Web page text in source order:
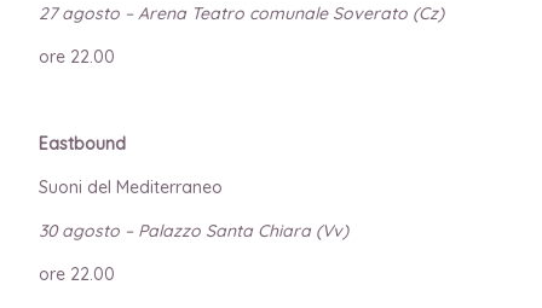
27 agosto – Arena Teatro comunale Soverato (Cz)
ore 22.00
Eastbound
Suoni del Mediterraneo
30 agosto – Palazzo Santa Chiara (Vv)
ore 22.00